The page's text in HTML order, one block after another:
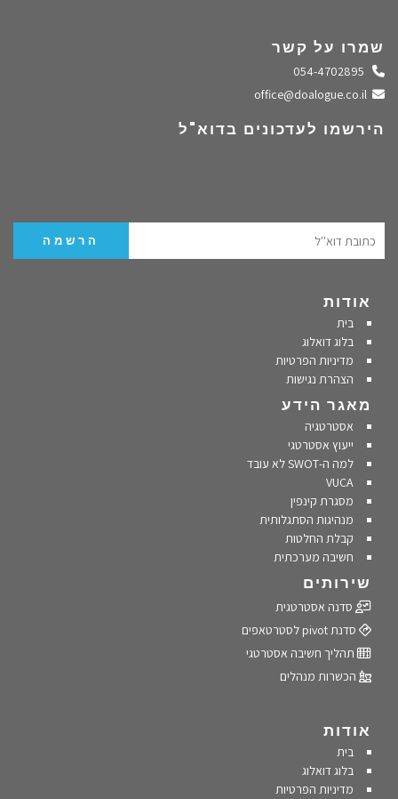
שמרו על קשר
התקשרו אלינו
שלחו מייל
הירשמו לעדכונים בדוא"ל
אודות
בית
בלוג דואלוג
מדיניות הפרטיות
הצהרת נגישות
מאגר הידע
אסטרטגיה
ייעוץ אסטרטגי
למה ה-SWOT לא עובד
VUCA
מסגרת קינפין
מנהיגות הסתגלותית
קבלת החלטות
חשיבה מערכתית
שירותים
סדנה אסטרטגית
סדנת pivot לסטרטאפים
תהליך חשיבה אסטרטגי
הכשרות מנהלים
אודות
בית
בלוג דואלוג
מדיניות הפרטיות